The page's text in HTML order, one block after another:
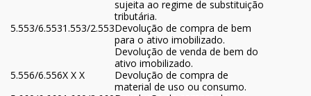
sujeita ao regime de substituição
tributária.
5.553/6.5531.553/2.553Devolução de compra de bem
para o ativo imobilizado.
Devolução de venda de bem do
ativo imobilizado.
5.556/6.556X X X
Devolução de compra de
material de uso ou consumo.